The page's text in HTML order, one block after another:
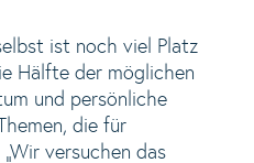
ist noch viel Platz
Hälfte der möglichen
und persönliche
die für
versuchen das